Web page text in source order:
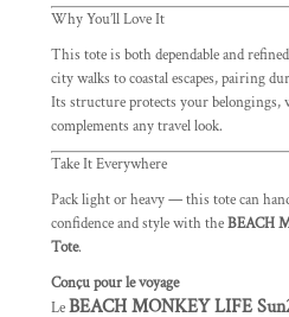
Why You’ll Love It
This tote is both dependable and
city walks to coastal escapes, pairing
Its structure protects your
complements any travel look.
Take It Everywhere
Pack light or heavy — this tote can
confidence and style with theBEACH
Tote.
Conçu pour le voyage
LeBEACH MONKEY LIFE